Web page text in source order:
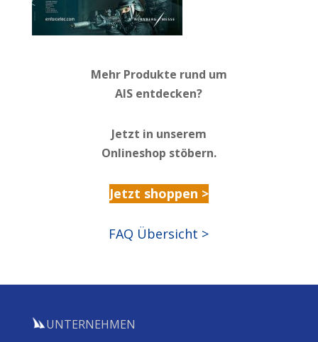
Mehr Produkte rund um
AIS entdecken?
Jetzt in unserem
Onlineshop stöbern.
Jetzt shoppen >
FAQ Übersicht >
UNTERNEHMEN